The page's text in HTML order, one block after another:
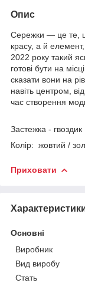
Опис
Сережки — це те,
красу, а й
2022 року такий
готові бути на
сказати вони на
навіть центром,
час створення
Застежка - гвоздик
Колір: жовтий /
Приховати
Основні
Виробник
Вид виробу
Стать